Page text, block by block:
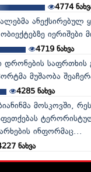
4774
ანექსირებულ
იერიშები
4719ნახვა
დრონების საფრთხის
მუშაობა
4285ნახვა
მოსკოვში,
ინფორმაც...
ნახვა